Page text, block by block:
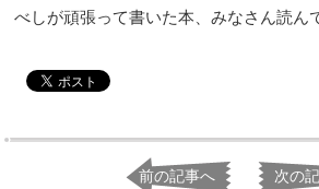
べしが頑張って書いた本、みなさん読ん
前の記事へ 次の